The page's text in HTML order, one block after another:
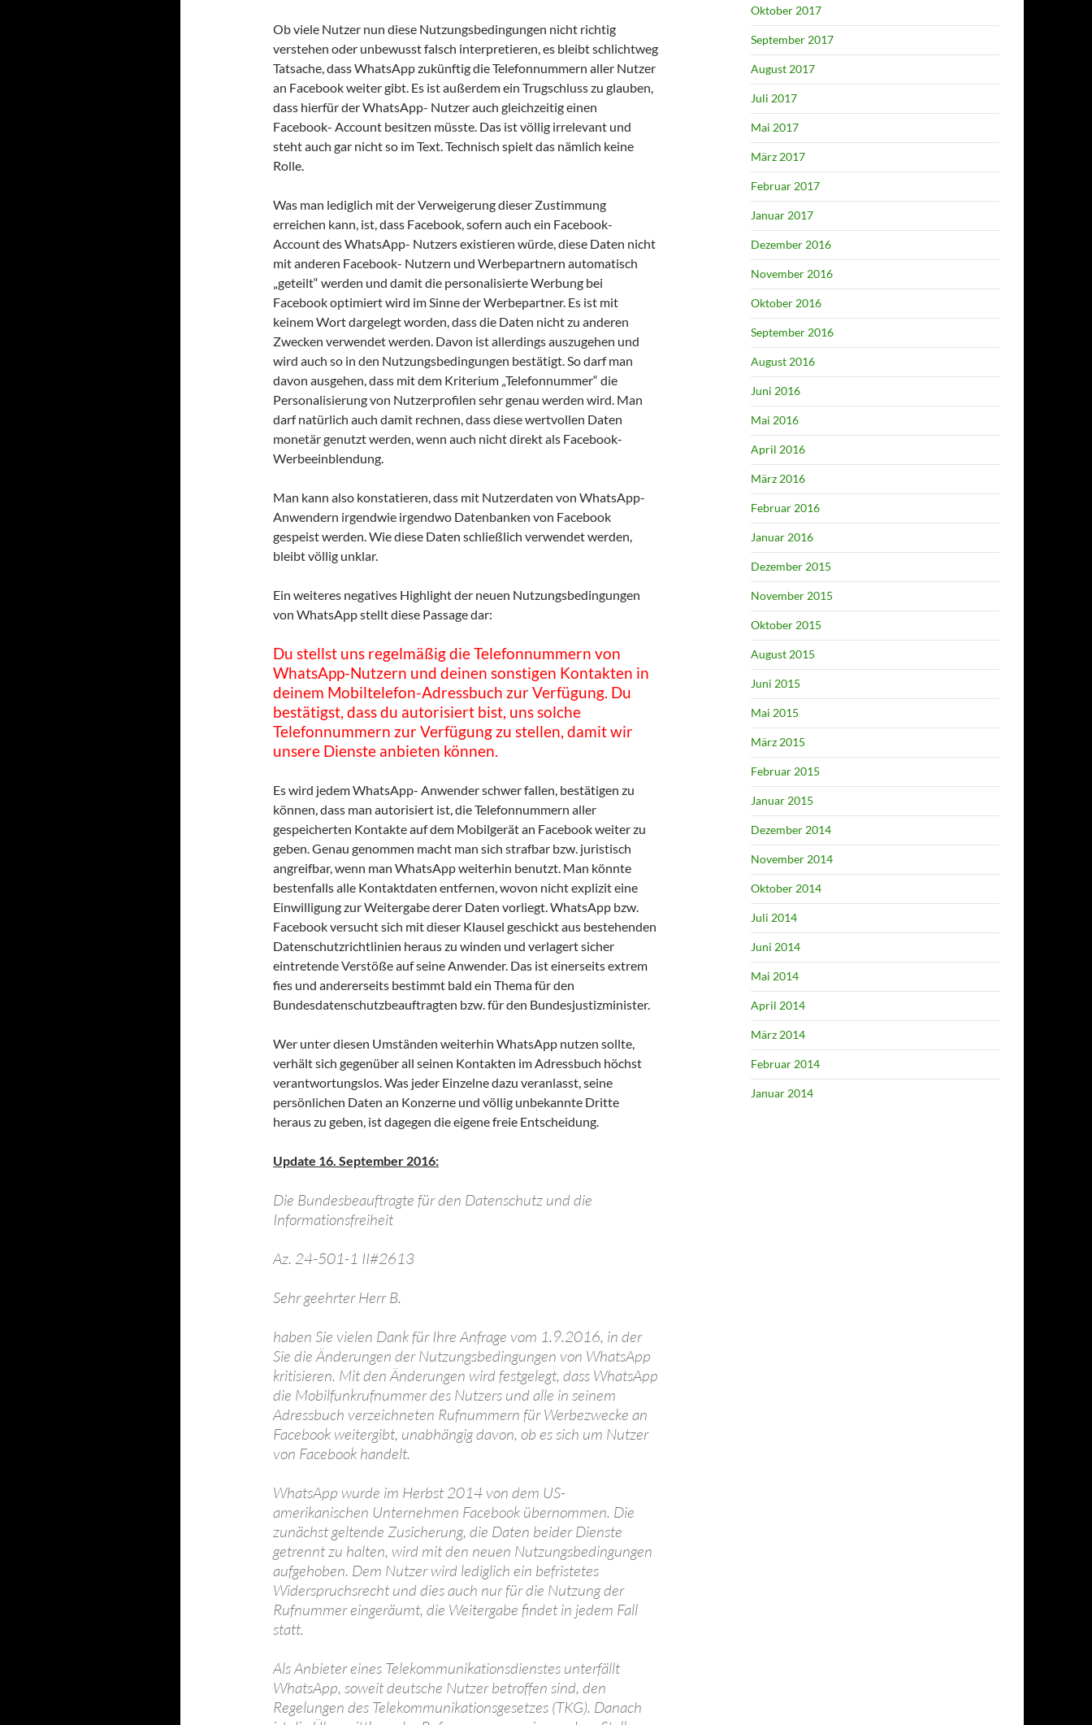
Ob viele Nutzer nun diese Nutzungsbedingungen nicht richtig
verstehen oder unbewusst falsch interpretieren, es bleibt schlichtweg
Tatsache, dass WhatsApp zukünftig die Telefonnummern aller Nutzer
an Facebook weiter gibt. Es ist außerdem ein Trugschluss zu glauben,
dass hierfür der WhatsApp- Nutzer auch gleichzeitig einen
Facebook- Account besitzen müsste. Das ist völlig irrelevant und
steht auch gar nicht so im Text. Technisch spielt das nämlich keine
Rolle.
Was man lediglich mit der Verweigerung dieser Zustimmung
erreichen kann, ist, dass Facebook, sofern auch ein Facebook-
Account des WhatsApp- Nutzers existieren würde, diese Daten nicht
mit anderen Facebook- Nutzern und Werbepartnern automatisch
„geteilt“ werden und damit die personalisierte Werbung bei
Facebook optimiert wird im Sinne der Werbepartner. Es ist mit
keinem Wort dargelegt worden, dass die Daten nicht zu anderen
Zwecken verwendet werden. Davon ist allerdings auszugehen und
wird auch so in den Nutzungsbedingungen bestätigt. So darf man
davon ausgehen, dass mit dem Kriterium „Telefonnummer“ die
Personalisierung von Nutzerprofilen sehr genau werden wird. Man
darf natürlich auch damit rechnen, dass diese wertvollen Daten
monetär genutzt werden, wenn auch nicht direkt als Facebook-
Werbeeinblendung.
Man kann also konstatieren, dass mit Nutzerdaten von WhatsApp-
Anwendern irgendwie irgendwo Datenbanken von Facebook
gespeist werden. Wie diese Daten schließlich verwendet werden,
bleibt völlig unklar.
Ein weiteres negatives Highlight der neuen Nutzungsbedingungen
von WhatsApp stellt diese Passage dar:
Du stellst uns regelmäßig die Telefonnummern von
WhatsApp-Nutzern und deinen sonstigen Kontakten in
deinem Mobiltelefon-Adressbuch zur Verfügung. Du
bestätigst, dass du autorisiert bist, uns solche
Telefonnummern zur Verfügung zu stellen, damit wir
unsere Dienste anbieten können.
Es wird jedem WhatsApp- Anwender schwer fallen, bestätigen zu
können, dass man autorisiert ist, die Telefonnummern aller
gespeicherten Kontakte auf dem Mobilgerät an Facebook weiter zu
geben. Genau genommen macht man sich strafbar bzw. juristisch
angreifbar, wenn man WhatsApp weiterhin benutzt. Man könnte
bestenfalls alle Kontaktdaten entfernen, wovon nicht explizit eine
Einwilligung zur Weitergabe derer Daten vorliegt. WhatsApp bzw.
Facebook versucht sich mit dieser Klausel geschickt aus bestehenden
Datenschutzrichtlinien heraus zu winden und verlagert sicher
eintretende Verstöße auf seine Anwender. Das ist einerseits extrem
fies und andererseits bestimmt bald ein Thema für den
Bundesdatenschutzbeauftragten bzw. für den Bundesjustizminister.
Wer unter diesen Umständen weiterhin WhatsApp nutzen sollte,
verhält sich gegenüber all seinen Kontakten im Adressbuch höchst
verantwortungslos. Was jeder Einzelne dazu veranlasst, seine
persönlichen Daten an Konzerne und völlig unbekannte Dritte
heraus zu geben, ist dagegen die eigene freie Entscheidung.
Update 16. September 2016:
Die Bundesbeauftragte für den Datenschutz und die
Informationsfreiheit
Az. 24-501-1 II#2613
Sehr geehrter Herr B.
haben Sie vielen Dank für Ihre Anfrage vom 1.9.2016, in der
Sie die Änderungen der Nutzungsbedingungen von WhatsApp
kritisieren. Mit den Änderungen wird festgelegt, dass WhatsApp
die Mobilfunkrufnummer des Nutzers und alle in seinem
Adressbuch verzeichneten Rufnummern für Werbezwecke an
Facebook weitergibt, unabhängig davon, ob es sich um Nutzer
von Facebook handelt.
WhatsApp wurde im Herbst 2014 von dem US-
amerikanischen Unternehmen Facebook übernommen. Die
zunächst geltende Zusicherung, die Daten beider Dienste
getrennt zu halten, wird mit den neuen Nutzungsbedingungen
aufgehoben. Dem Nutzer wird lediglich ein befristetes
Widerspruchsrecht und dies auch nur für die Nutzung der
Rufnummer eingeräumt, die Weitergabe findet in jedem Fall
statt.
Als Anbieter eines Telekommunikationsdienstes unterfällt
WhatsApp, soweit deutsche Nutzer betroffen sind, den
Regelungen des Telekommunikationsgesetzes (TKG). Danach
Oktober 2017
September 2017
August 2017
Juli 2017
Mai 2017
März 2017
Februar 2017
Januar 2017
Dezember 2016
November 2016
Oktober 2016
September 2016
August 2016
Juni 2016
Mai 2016
April 2016
März 2016
Februar 2016
Januar 2016
Dezember 2015
November 2015
Oktober 2015
August 2015
Juni 2015
Mai 2015
März 2015
Februar 2015
Januar 2015
Dezember 2014
November 2014
Oktober 2014
Juli 2014
Juni 2014
Mai 2014
April 2014
März 2014
Februar 2014
Januar 2014